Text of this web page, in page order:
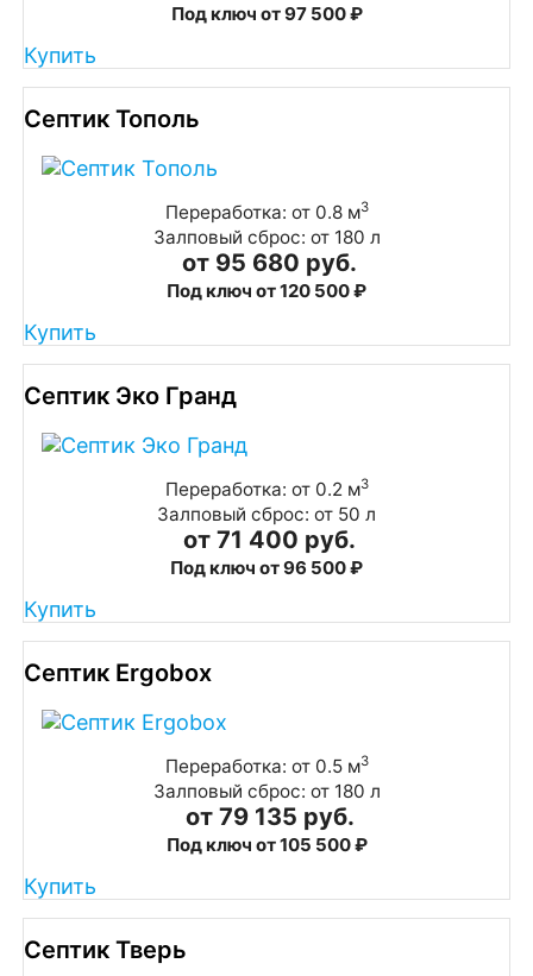
Под ключ от 97 500 ₽
Купить
Септик Тополь
Переработка: от 0.8 м3
Залповый сброс: от 180 л
от 95 680 руб.
Под ключ от 120 500 ₽
Купить
Септик Эко Гранд
Переработка: от 0.2 м3
Залповый сброс: от 50 л
от 71 400 руб.
Под ключ от 96 500 ₽
Купить
Септик Ergobox
Переработка: от 0.5 м3
Залповый сброс: от 180 л
от 79 135 руб.
Под ключ от 105 500 ₽
Купить
Септик Тверь